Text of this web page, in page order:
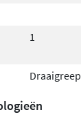
1
Draaigreep